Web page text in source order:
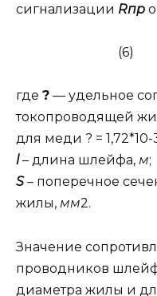
сигнализации Rпр
(6)
где ? — удельное
токопроводящей
для меди ? = 1,72*10-
l– длина шлейфа, м;
S– поперечное
жилы, мм2.
Значение
проводников
диаметра жилы и